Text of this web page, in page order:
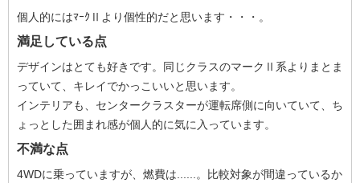
個人的にはﾏｰｸⅡより個性的だと思います・・・。
満足している点
デザインはとても好きです。同じクラスのマークⅡ系よりまとま
っていて、キレイでかっこいいと思います。
インテリアも、センタークラスターが運転席側に向いていて、ち
ょっとした囲まれ感が個人的に気に入っています。
不満な点
4WDに乗っていますが、燃費は......。比較対象が間違っているか